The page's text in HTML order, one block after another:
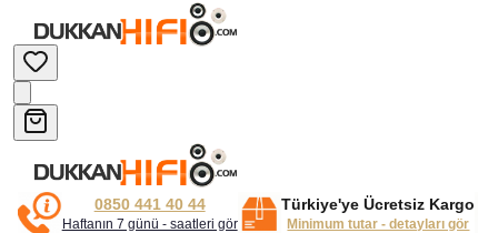
0850 441 40 44
Haftanın 7 günü - saatleri gör
Türkiye'ye Ücretsiz Kargo
Minimum tutar - detayları gör